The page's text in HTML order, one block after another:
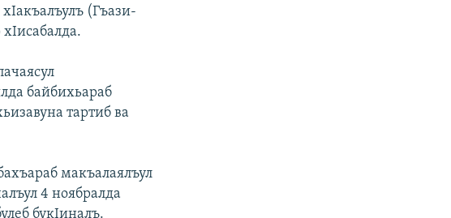
(Гъази-
байбихьараб
тартиб ва
макъалаялъул
4 ноябралда
букIиналъ.